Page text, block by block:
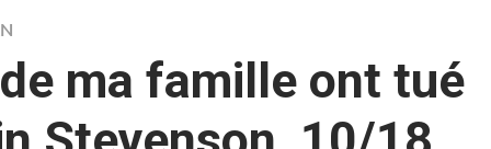
ma famille ont tué